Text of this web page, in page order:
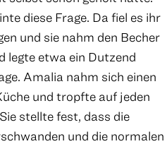
diese Frage. Da fiel es ihr
und sie nahm den Becher
legte etwa ein Dutzend
Amalia nahm sich einen
und tropfte auf jeden
stellte fest, dass die
und die normalen